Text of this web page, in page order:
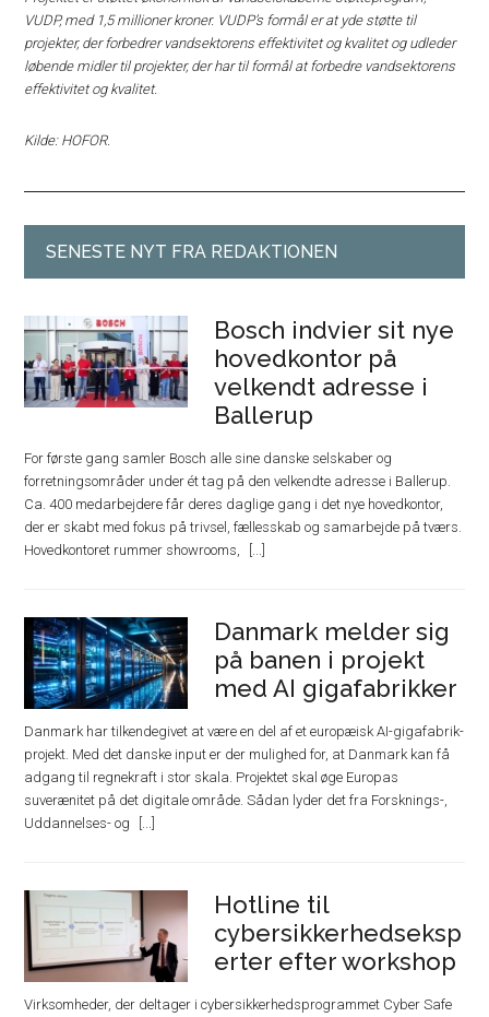
VUDP, med 1,5 millioner kroner. VUDP’s formål er at yde støtte til
projekter, der forbedrer vandsektorens effektivitet og kvalitet og udleder
løbende midler til projekter, der har til formål at forbedre vandsektorens
effektivitet og kvalitet.
Kilde: HOFOR.
SENESTE NYT FRA REDAKTIONEN
Bosch indvier sit nye
hovedkontor på
velkendt adresse i
Ballerup
For første gang samler Bosch alle sine danske selskaber og
forretningsområder under ét tag på den velkendte adresse i Ballerup.
Ca. 400 medarbejdere får deres daglige gang i det nye hovedkontor,
der er skabt med fokus på trivsel, fællesskab og samarbejde på tværs.
Hovedkontoret rummer showrooms,
Danmark melder sig
på banen i projekt
med AI gigafabrikker
Danmark har tilkendegivet at være en del af et europæisk AI-gigafabrik-
projekt. Med det danske input er der mulighed for, at Danmark kan få
adgang til regnekraft i stor skala. Projektet skal øge Europas
suverænitet på det digitale område. Sådan lyder det fra Forsknings-,
Uddannelses- og
Hotline til
cybersikkerhedseksp
erter efter workshop
Virksomheder, der deltager i cybersikkerhedsprogrammet Cyber Safe